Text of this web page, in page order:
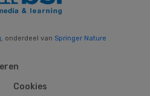
, onderdeel van Springer Nature
Cookies